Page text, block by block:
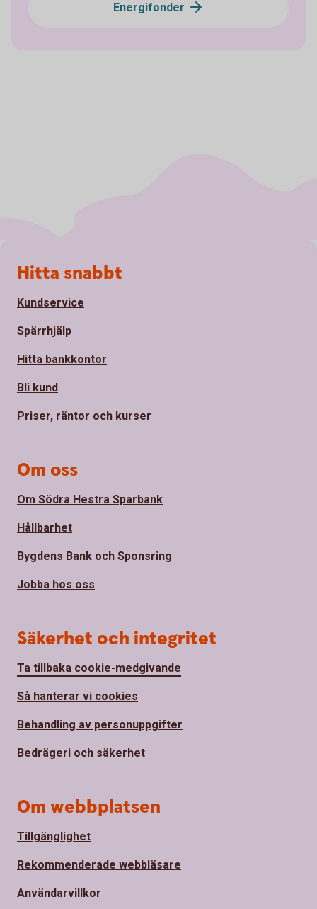
Energifonder
Sidfot
Hitta snabbt
Kundservice
Spärrhjälp
Hitta bankkontor
Bli kund
Priser, räntor och kurser
Om oss
Om Södra Hestra Sparbank
Hållbarhet
Bygdens Bank och Sponsring
Jobba hos oss
Säkerhet och integritet
Ta tillbaka cookie-medgivande
Så hanterar vi cookies
Behandling av personuppgifter
Bedrägeri och säkerhet
Om webbplatsen
Tillgänglighet
Rekommenderade webbläsare
Användarvillkor